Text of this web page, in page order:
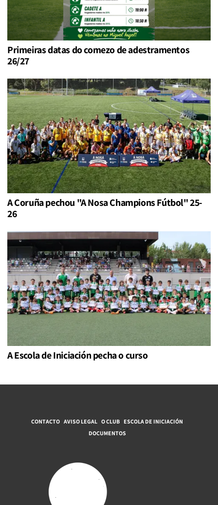
Primeiras datas do comezo de adestramentos
26/27
A Coruña pechou "A Nosa Champions Fútbol" 25-
26
A Escola de Iniciación pecha o curso
CONTACTO AVISO LEGAL O CLUB ESCOLA DE INICIACIÓN
DOCUMENTOS